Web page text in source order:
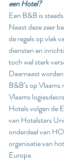
een Hotel?
Een B&B is
Naast deze zeer
de regels op vlak
diensten en
toch wel sterk
Daarnaast
B&B’s op Vlaams
Vlaams
Hotels volgen de
van Hotelstars
onderdeel van
organisatie van
Europa.